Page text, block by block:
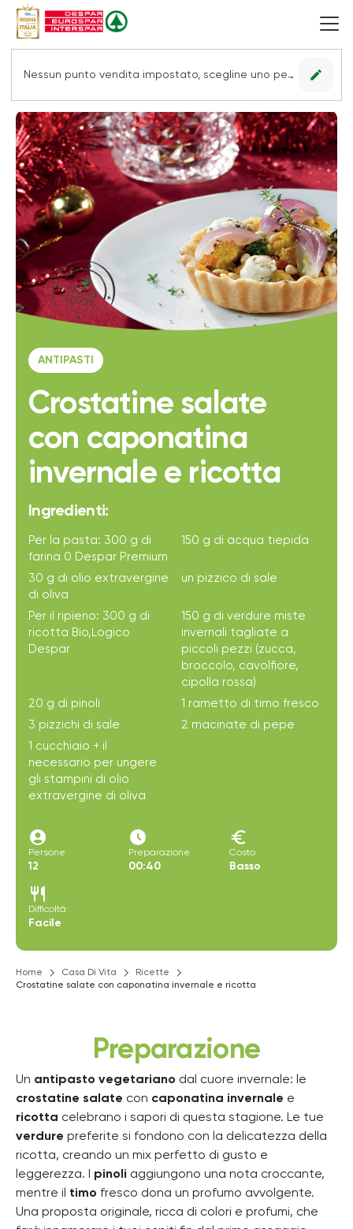
Nessun punto vendita impostato, scegline uno per vedere le offerte. edit
ANTIPASTI
Crostatine salate
con caponatina
invernale e ricotta
Ingredienti:
Per la pasta: 300 g di
farina 0 Despar Premium
150 g di acqua tiepida
30 g di olio extravergine
di oliva
un pizzico di sale
Per il ripieno: 300 g di
ricotta Bio,Logico
Despar
150 g di verdure miste
invernali tagliate a
piccoli pezzi (zucca,
broccolo, cavolfiore,
cipolla rossa)
20 g di pinoli
1 rametto di timo fresco
3 pizzichi di sale
2 macinate di pepe
1 cucchiaio + il
necessario per ungere
gli stampini di olio
extravergine di oliva
account_circle
Persone
12
access_time_filled
Preparazione
00:40
euro
Costo
Basso
restaurant
Difficoltà
Facile
Home Casa Di Vita
Ricette
Crostatine salate con caponatina invernale e ricotta
Preparazione
Un antipasto vegetariano dal cuore invernale: le
crostatine salate con caponatina invernale e
ricotta celebrano i sapori di questa stagione. Le tue
verdure preferite si fondono con la delicatezza della
ricotta, creando un mix perfetto di gusto e
leggerezza. I pinoli aggiungono una nota croccante,
mentre il timo fresco dona un profumo avvolgente.
Una proposta originale, ricca di colori e profumi, che